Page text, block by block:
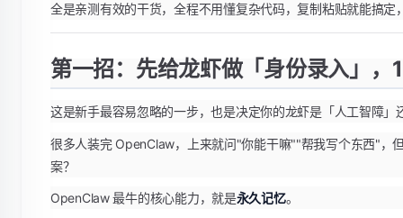
全是亲测有效的干货，全程不用懂复杂代码，复制粘贴就能搞
第一招：先给龙虾做「身份录入」，
这是新手最容易忽略的一步，也是决定你的龙虾是「人工智障」
很多人装完 OpenClaw，上来就问"你能干嘛""帮我写个东西"，
案？
OpenClaw 最牛的核心能力，就是永久记忆。